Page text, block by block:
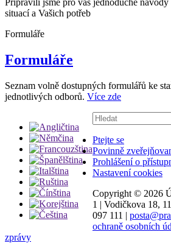
Připravili jsme pro vás jednoduché návody
situací a Vašich potřeb
Formuláře
Formuláře
Seznam volně dostupných formulářů ke
jednotlivých odborů. Více zde
Vyhledávání:
Ptejte se
Povinně
Prohlášení o
Nastavení cookies
Copyright © 2026
1 | Vodičkova 18,
097 111 |
ochraně osobních
zprávy